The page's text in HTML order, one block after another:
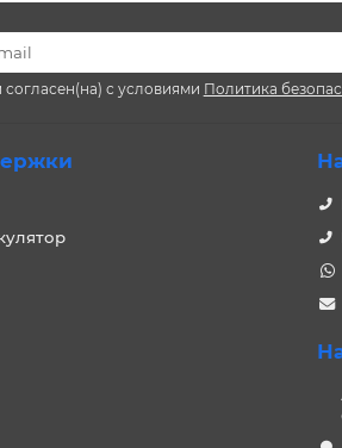
с условиями Политика